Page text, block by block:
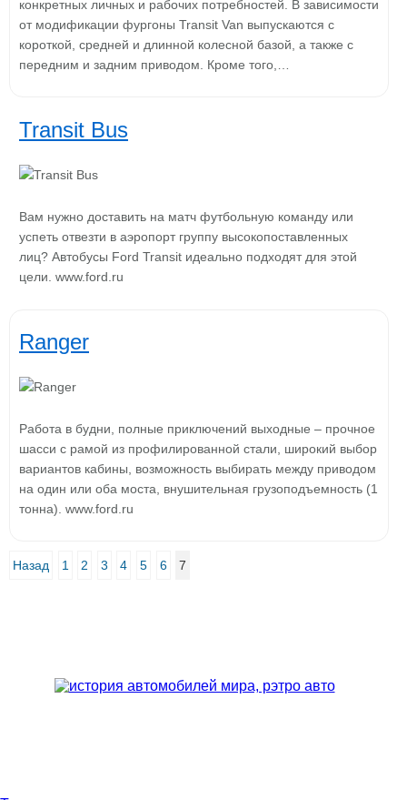
конкретных личных и рабочих потребностей. В зависимости
от модификации фургоны Transit Van выпускаются с
короткой, средней и длинной колесной базой, а также с
передним и задним приводом. Кроме того,…
Transit Bus
Вам нужно доставить на матч футбольную команду или
успеть отвезти в аэропорт группу высокопоставленных
лиц? Автобусы Ford Transit идеально подходят для этой
цели. www.ford.ru
Ranger
Работа в будни, полные приключений выходные – прочное
шасси с рамой из профилированной стали, широкий выбор
вариантов кабины, возможность выбирать между приводом
на один или оба моста, внушительная грузоподъемность (1
тонна). www.ford.ru
Назад 1 2 3 4 5 6 7